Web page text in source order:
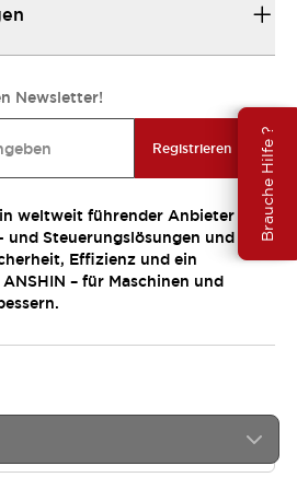
Brauche Hilfe ?
Newsletter!
Registrieren
weltweit führender Anbieter
Steuerungslösungen und
Effizienz und ein
– für Maschinen und